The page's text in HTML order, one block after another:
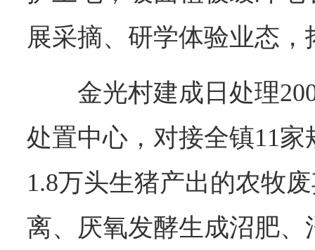
展采摘、研学体验业态
金光村建成日处理
处置中心，对接全镇11
1.8万头生猪产出的农牧
离、厌氧发酵生成沼肥